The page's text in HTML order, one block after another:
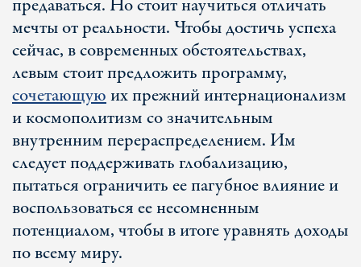
предаваться. Но стоит научиться отличать
мечты от реальности. Чтобы достичь успеха
сейчас, в современных обстоятельствах,
левым стоит предложить программу,
сочетающуюих прежний интернационализм
и космополитизм со значительным
внутренним перераспределением. Им
следует поддерживать глобализацию,
пытаться ограничить ее пагубное влияние и
воспользоваться ее несомненным
потенциалом, чтобы в итоге уравнять доходы
по всему миру.